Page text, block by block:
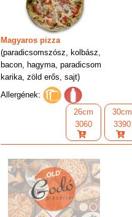
Magyaros pizza
(paradicsomszósz, kolbász,
bacon, hagyma, paradicsom
karika, zöld erős, sajt)
Allergének:
26cm
3060
30cm
3390